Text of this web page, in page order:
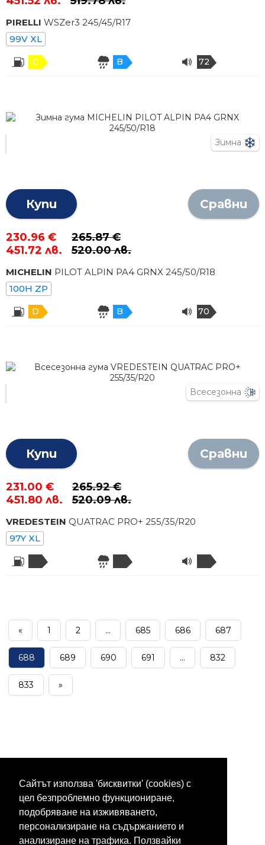
Сайтът използва 'бисквитки' (cookies) с
цел безпроблемно функциониране,
подобряване на изживяването,
персонализиране на съдържанието и
анализиране на трафика. Ползвайки
PIRELLI WSZer3 245/45/R17
99V XL
C B 72
Зимна
Купи Сравни
230.96 €
451.72 лв.
265.87 €
520.00 лв.
MICHELIN PILOT ALPIN PA4 GRNX 245/50/R18
100H ZP
D B 70
Всесезонна
Купи Сравни
231.00 €
451.80 лв.
265.92 €
520.09 лв.
VREDESTEIN QUATRAC PRO+ 255/35/R20
97Y XL
« 1 2 ... 685 686 687
688 689 690 691 ... 832
833 »